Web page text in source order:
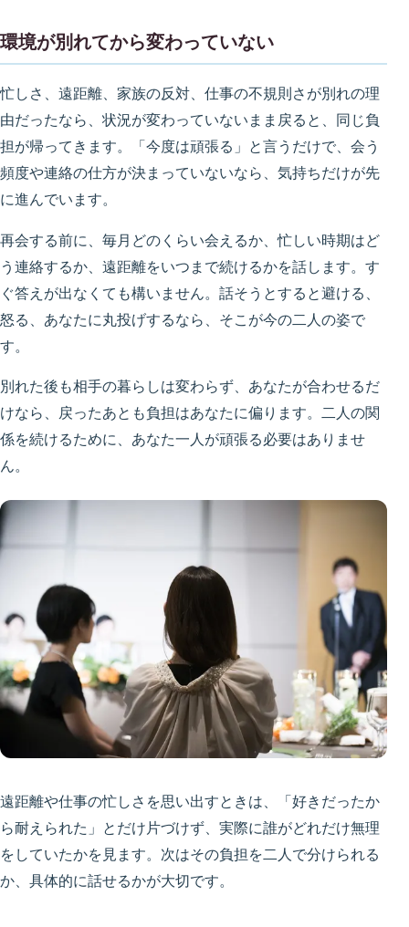
環境が別れてから変わっていない
忙しさ、遠距離、家族の反対、仕事の不規則さが別れの理
由だったなら、状況が変わっていないまま戻ると、同じ負
担が帰ってきます。「今度は頑張る」と言うだけで、会う
頻度や連絡の仕方が決まっていないなら、気持ちだけが先
に進んでいます。
再会する前に、毎月どのくらい会えるか、忙しい時期はど
う連絡するか、遠距離をいつまで続けるかを話します。す
ぐ答えが出なくても構いません。話そうとすると避ける、
怒る、あなたに丸投げするなら、そこが今の二人の姿で
す。
別れた後も相手の暮らしは変わらず、あなたが合わせるだ
けなら、戻ったあとも負担はあなたに偏ります。二人の関
係を続けるために、あなた一人が頑張る必要はありませ
ん。
遠距離や仕事の忙しさを思い出すときは、「好きだったか
ら耐えられた」とだけ片づけず、実際に誰がどれだけ無理
をしていたかを見ます。次はその負担を二人で分けられる
か、具体的に話せるかが大切です。